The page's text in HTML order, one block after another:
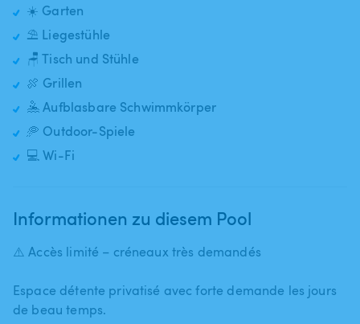
☀️ Garten
⛱️ Liegestühle
🪑 Tisch und Stühle
🍖 Grillen
🤽 Aufblasbare Schwimmkörper
🥏 Outdoor-Spiele
💻 Wi-Fi
Informationen zu diesem Pool
⚠️ Accès limité – créneaux très demandés
Espace détente privatisé avec forte demande les jours
de beau temps.